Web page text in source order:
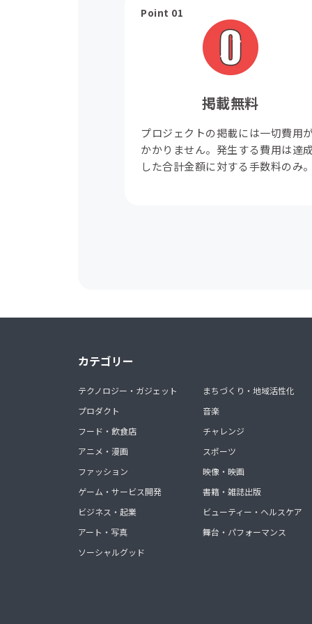
Point 01
掲載無料
プロジェクトの掲載には一切費用
かかりません。発生する費用は達
した合計金額に対する手数料のみ
カテゴリー
テクノロジー・ガジェット
プロダクト
フード・飲食店
アニメ・漫画
ファッション
ゲーム・サービス開発
ビジネス・起業
アート・写真
ソーシャルグッド
まちづくり・地域活性化
音楽
チャレンジ
スポーツ
映像・映画
書籍・雑誌出版
ビューティー・ヘルスケア
舞台・パフォーマンス